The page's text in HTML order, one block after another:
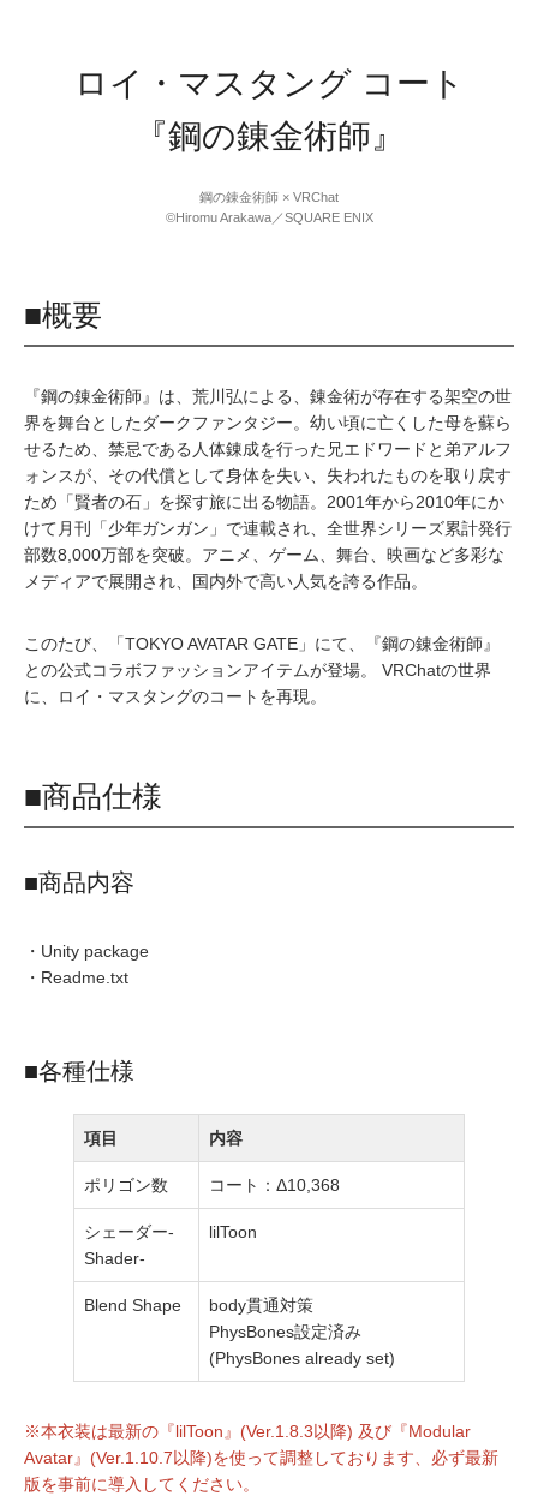
ロイ・マスタング コート
『鋼の錬金術師』
鋼の錬金術師 × VRChat
©Hiromu Arakawa／SQUARE ENIX
■概要
『鋼の錬金術師』は、荒川弘による、錬金術が存在する架空の世
界を舞台としたダークファンタジー。幼い頃に亡くした母を蘇ら
せるため、禁忌である人体錬成を行った兄エドワードと弟アルフ
ォンスが、その代償として身体を失い、失われたものを取り戻す
ため「賢者の石」を探す旅に出る物語。2001年から2010年にか
けて月刊「少年ガンガン」で連載され、全世界シリーズ累計発行
部数8,000万部を突破。アニメ、ゲーム、舞台、映画など多彩な
メディアで展開され、国内外で高い人気を誇る作品。
このたび、「TOKYO AVATAR GATE」にて、『鋼の錬金術師』
との公式コラボファッションアイテムが登場。 VRChatの世界
に、ロイ・マスタングのコートを再現。
■商品仕様
■商品内容
・Unity package
・Readme.txt
■各種仕様
項目 内容
ポリゴン数 コート：Δ10,368
シェーダー-
Shader-
lilToon
Blend Shape
body貫通対策
PhysBones設定済み
(PhysBones already set)
※本衣装は最新の『lilToon』(Ver.1.8.3以降) 及び『Modular
Avatar』(Ver.1.10.7以降)を使って調整しております、必ず最新
版を事前に導入してください。